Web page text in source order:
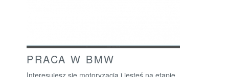
PRACA W BMW
Interesujesz się motoryzacją i jesteś na etapie